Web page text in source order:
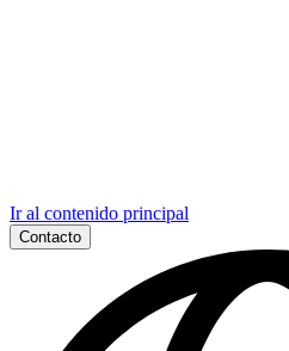
Ir al contenido principal
Contacto